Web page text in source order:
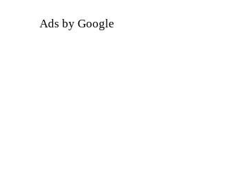
Ads by Google